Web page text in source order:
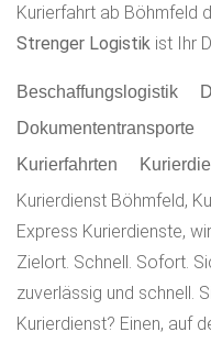
Kurierfahrt ab Böhmfeld
Strenger Logistik ist Ihr
Beschaffungslogistik
Dokumententransporte
Kurierfahrten
Kurierdienst Böhmfeld,
Express Kurierdienste,
Zielort. Schnell. Sofort.
zuverlässig und schnell.
Kurierdienst? Einen, auf